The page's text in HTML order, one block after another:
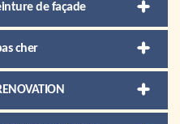
de façade
cher